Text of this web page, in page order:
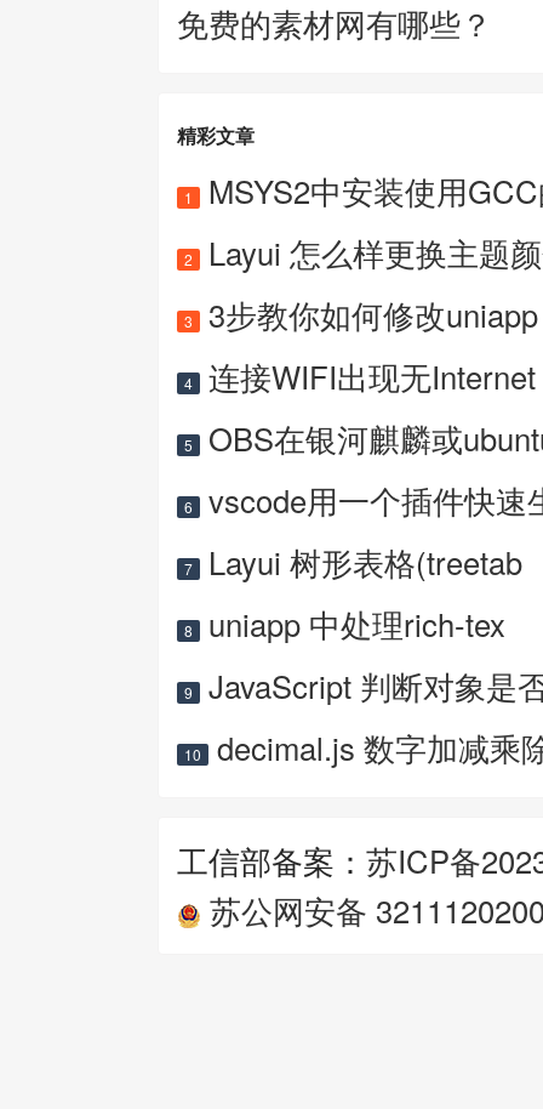
免费的素材网有哪些？
精彩文章
1 MSYS2中安装使用
2 Layui 怎么样更换主题
3 3步教你如何修改
4 连接WIFI出现无Internet
5 OBS在银河麒麟或
6 vscode用一个插件快速
7 Layui 树形表格(treetab
8 uniapp 中处理rich-tex
9 JavaScript 判断对象是
10 decimal.js 数字加减乘
工信部备案： 苏ICP备
苏公网安备